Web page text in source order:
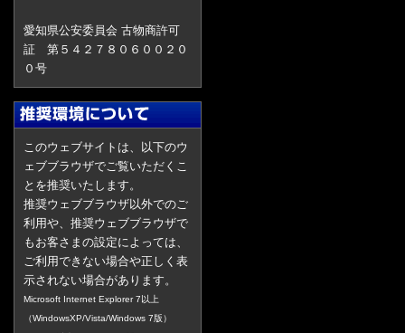
愛知県公安委員会 古物商許可
証 第５４２７８０６００２０
０号
このウェブサイトは、以下のウ
ェブブラウザでご覧いただくこ
とを推奨いたします。
推奨ウェブブラウザ以外でのご
利用や、推奨ウェブブラウザで
もお客さまの設定によっては、
ご利用できない場合や正しく表
示されない場合があります。
Microsoft Internet Explorer 7以上
（WindowsXP/Vista/Windows 7版）